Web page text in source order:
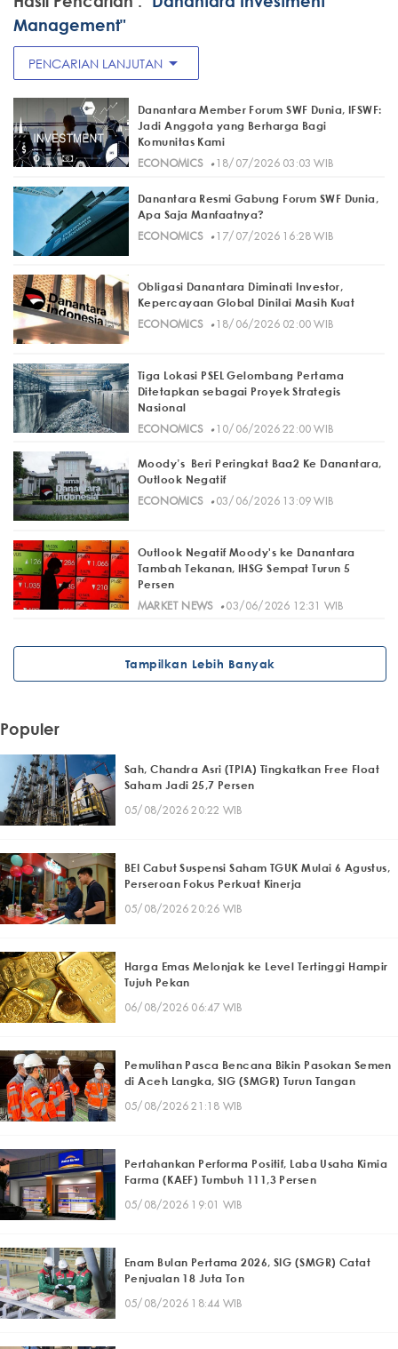
Management"
PENCARIAN LANJUTAN arrow_drop_down
Danantara Member Forum SWF Dunia, IFSWF:
Jadi Anggota yang Berharga Bagi
Komunitas Kami
ECONOMICS· 18/07/2026 03:03 WIB
Danantara Resmi Gabung Forum SWF Dunia,
Apa Saja Manfaatnya?
ECONOMICS· 17/07/2026 16:28 WIB
Obligasi Danantara Diminati Investor,
Kepercayaan Global Dinilai Masih Kuat
ECONOMICS· 18/06/2026 02:00 WIB
Tiga Lokasi PSEL Gelombang Pertama
Ditetapkan sebagai Proyek Strategis
Nasional
ECONOMICS· 10/06/2026 22:00 WIB
Moody’s Beri Peringkat Baa2 Ke Danantara,
Outlook Negatif
ECONOMICS· 03/06/2026 13:09 WIB
Outlook Negatif Moody's ke Danantara
Tambah Tekanan, IHSG Sempat Turun 5
Persen
MARKET NEWS· 03/06/2026 12:31 WIB
Tampilkan Lebih Banyak
Populer
Sah, Chandra Asri (TPIA) Tingkatkan Free Float
Saham Jadi 25,7 Persen
05/08/2026 20:22 WIB
BEI Cabut Suspensi Saham TGUK Mulai 6 Agustus,
Perseroan Fokus Perkuat Kinerja
05/08/2026 20:26 WIB
Harga Emas Melonjak ke Level Tertinggi Hampir
Tujuh Pekan
06/08/2026 06:47 WIB
Pemulihan Pasca Bencana Bikin Pasokan Semen
di Aceh Langka, SIG (SMGR) Turun Tangan
05/08/2026 21:18 WIB
Pertahankan Performa Positif, Laba Usaha Kimia
Farma (KAEF) Tumbuh 111,3 Persen
05/08/2026 19:01 WIB
Enam Bulan Pertama 2026, SIG (SMGR) Catat
Penjualan 18 Juta Ton
05/08/2026 18:44 WIB